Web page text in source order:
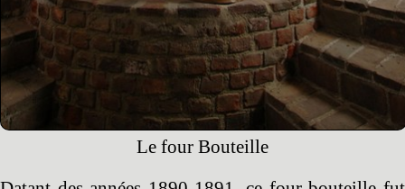
Le four Bouteille